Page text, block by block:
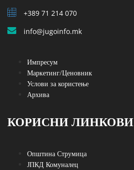
+389 71 214 070
info@jugoinfo.mk
Импресум
Маркетинг/Ценовник
Услови за користење
Архива
КОРИСНИ ЛИНКОВИ
Општина Струмица
ЈПКД Комуналец